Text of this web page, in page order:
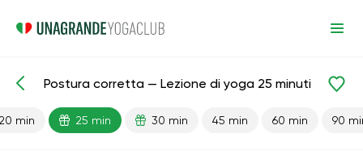
Lezioni pronte Indietro
Postura corretta — Lezione di yoga 25 minuti
min 25 min 30 min 45 min 60 min 90